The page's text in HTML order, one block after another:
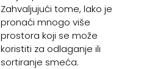
Zahvaljujući tome, lako je
pronaći mnogo više
prostora koji se može
koristiti za odlaganje ili
sortiranje smeća.